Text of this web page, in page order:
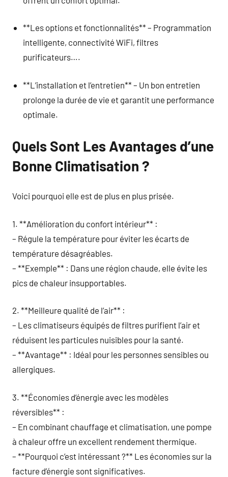
**Les options et fonctionnalités** – Programmation
intelligente, connectivité WiFi, filtres
purificateurs….
**L’installation et l’entretien** – Un bon entretien
prolonge la durée de vie et garantit une performance
optimale.
Quels Sont Les Avantages d’une
Bonne Climatisation ?
Voici pourquoi elle est de plus en plus prisée.
1. **Amélioration du confort intérieur** :
– Régule la température pour éviter les écarts de
température désagréables.
– **Exemple** : Dans une région chaude, elle évite les
pics de chaleur insupportables.
2. **Meilleure qualité de l’air** :
– Les climatiseurs équipés de filtres purifient l’air et
réduisent les particules nuisibles pour la santé.
– **Avantage** : Idéal pour les personnes sensibles ou
allergiques.
3. **Économies d’énergie avec les modèles
réversibles** :
– En combinant chauffage et climatisation, une pompe
à chaleur offre un excellent rendement thermique.
– **Pourquoi c’est intéressant ?** Les économies sur la
facture d’énergie sont significatives.